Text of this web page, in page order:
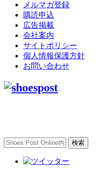
メルマガ登録
購読申込
広告掲載
会社案内
サイトポリシー
個人情報保護方針
お問い合わせ